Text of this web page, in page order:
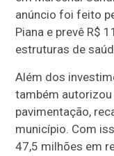
anúncio foi feito
Piana e prevê R$
estruturas de
Além dos
também
pavimentação,
município. Com
47,5 milhões em